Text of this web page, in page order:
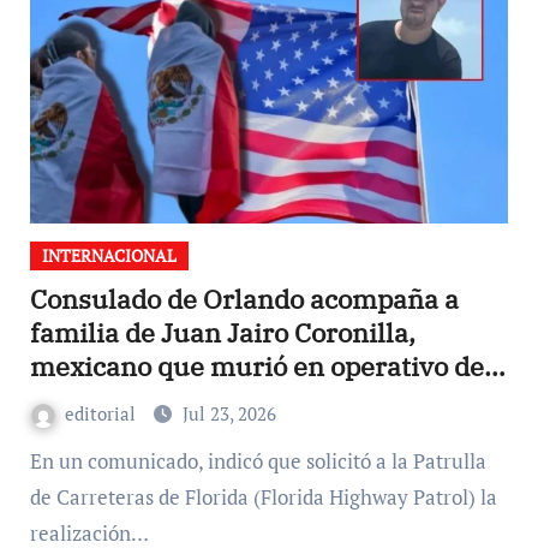
INTERNACIONAL
Consulado de Orlando acompaña a
familia de Juan Jairo Coronilla,
mexicano que murió en operativo de
ICE editorial Jul 23, 2026
En un comunicado, indicó que solicitó a la Patrulla
de Carreteras de Florida (Florida Highway Patrol) la
realización…